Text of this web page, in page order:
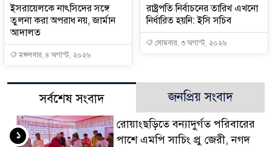
ইসরায়েলকে নাৎসিদের সঙ্গে
তুলনা করা অপরাধ নয়, জার্মান
আদালত
মঙ্গলবার, ৪ অগাস্ট, ২০২৬
রাষ্ট্রপতি নির্বাচনের তারিখ এখনো
নির্ধারিত হয়নি: ইসি সচিব
সোমবার, ৩ অগাস্ট, ২০২৬
সর্বশেষ সংবাদ জনপ্রিয় সংবাদ
রোয়াংছড়িতে বন্যাদুর্গত পরিবারের
পাশে এমপি সাচিং প্রু জেরী, নগদ
১